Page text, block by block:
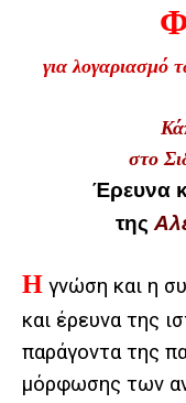
για λογαριασμό
στο
Έρευνα
της
Η γνώση και η
και έρευνα της
παράγοντα της
μόρφωσης των